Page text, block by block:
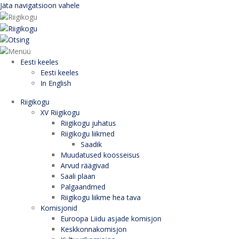
Jäta navigatsioon vahele
Eesti keeles
Eesti keeles
In English
Riigikogu
XV Riigikogu
Riigikogu juhatus
Riigikogu liikmed
Saadik
Muudatused koosseisus
Arvud räägivad
Saali plaan
Palgaandmed
Riigikogu liikme hea tava
Komisjonid
Euroopa Liidu asjade komisjon
Keskkonnakomisjon